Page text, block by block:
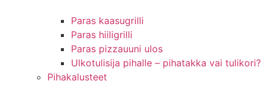
Paras kaasugrilli
Paras hiiligrilli
Paras pizzauuni ulos
Ulkotulisija pihalle – pihatakka vai tulikori?
Pihakalusteet